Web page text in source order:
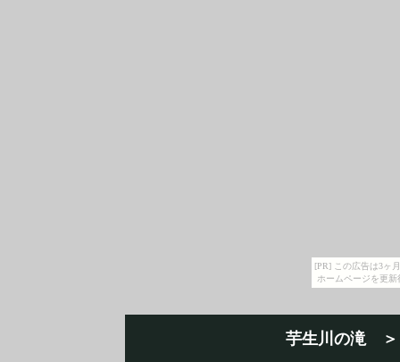
[PR] この広告は3ヶ
ホームページを更
芋生川の滝